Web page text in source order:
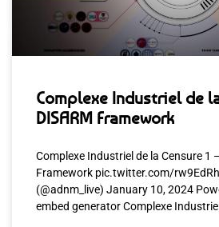
Complexe Industriel de
DISARM Framework
Complexe Industriel de la Censure 1
Framework pic.twitter.com/
(@adnm_live) January 10, 2024
embed generator Complexe